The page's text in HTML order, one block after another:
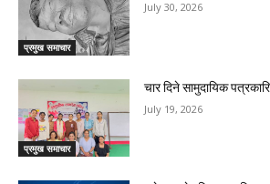
प्रमुख समाचार
July 30, 2026
प्रमुख समाचार
चार दिने सामुदायिक
July 19, 2026